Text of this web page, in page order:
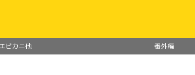
エビカニ他 番外編